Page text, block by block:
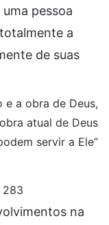
pessoa
a
de suas
e a obra de Deus,
atual de Deus
servir a Ele”
283
na